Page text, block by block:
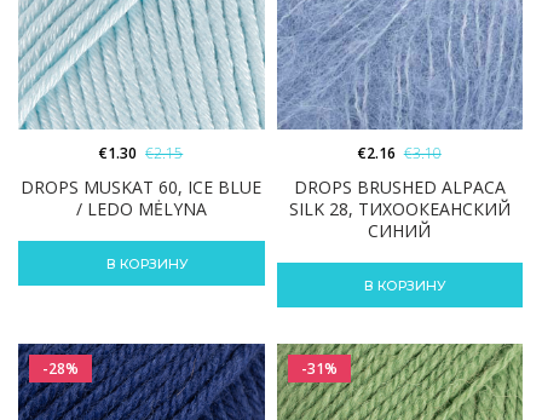
DROPS MUSKAT 60, ICE BLUE
/ LEDO MĖLYNA
€1.30 €2.15
В КОРЗИНУ
DROPS BRUSHED ALPACA
SILK 28, ТИХООКЕАНСКИЙ
СИНИЙ
€2.16 €3.10
В КОРЗИНУ
-28% -31%